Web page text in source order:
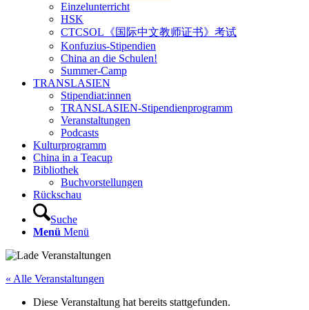
Einzelunterricht
HSK
CTCSOL《国际中文教师证书》考试
Konfuzius-Stipendien
China an die Schulen!
Summer-Camp
TRANSLASIEN
Stipendiat:innen
TRANSLASIEN-Stipendienprogramm
Veranstaltungen
Podcasts
Kulturprogramm
China in a Teacup
Bibliothek
Buchvorstellungen
Rückschau
Suche
Menü Menü
« Alle Veranstaltungen
Diese Veranstaltung hat bereits stattgefunden.